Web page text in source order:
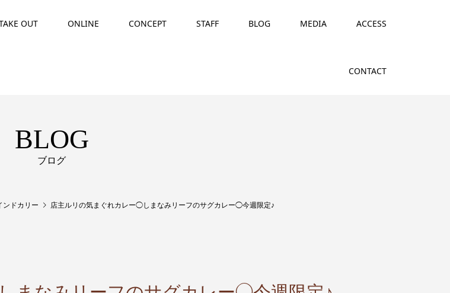
OUT ONLINE CONCEPT STAFF BLOG MEDIA ACCESS
CONTACT
BLOG
ブログ
ンドカリー 店主ルリの気まぐれカレー◯しまなみリーフのサグカレー◯今週限定♪